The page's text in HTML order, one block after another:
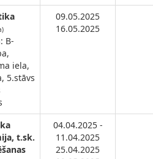
B-
iela,
5.stāvs
09.05.2025
16.05.2025
t.sk.
04.04.2025 -
11.04.2025
25.04.2025